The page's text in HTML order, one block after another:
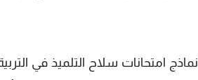
نماذج امتحانات سلاح التلميذ في